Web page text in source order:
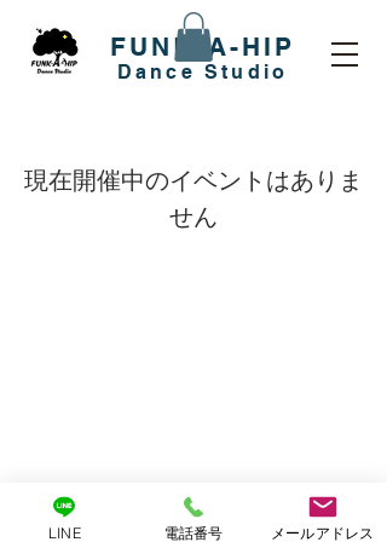
FUNK-A-HIP
​Dance Studio
現在開催中のイベントはありま
せん
LINE 電話番号 メールアドレス